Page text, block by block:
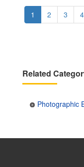
Pagination
Current
page
1 Page
2 Page
3 4
Related
Photographic